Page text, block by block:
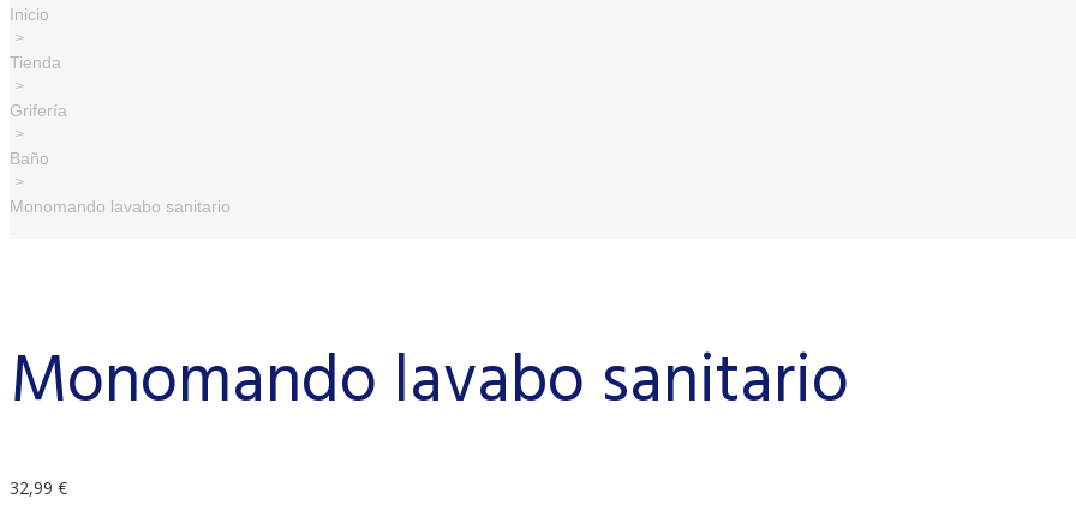
Inicio
>
Tienda
>
Grifería
>
Baño
>
Monomando lavabo sanitario
Monomando lavabo sanitario
32,99 €